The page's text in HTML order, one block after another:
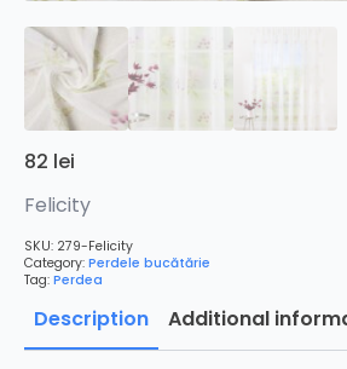
82 lei
Felicity
SKU: 279-Felicity
Category: Perdele bucătărie
Tag: Perdea
Description Additional